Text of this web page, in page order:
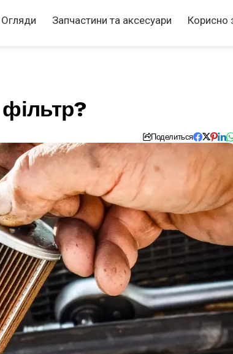
Огляди Запчастини та аксесуари Корисно
Поделиться